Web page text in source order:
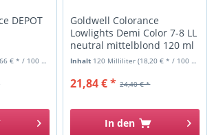
DEPOT
€ * / 100 Milliliter)
Goldwell Colorance
Lowlights Demi Color 7-8 LL
neutral mittelblond 120 ml
Inhalt 120 Milliliter(18,20 € * / 100 Milliliter)
24,40 € *
21,84 € *
In den